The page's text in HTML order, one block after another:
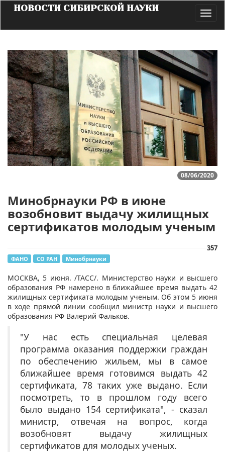
НОВОСТИ СИБИРСКОЙ НАУКИ
08/06/2020
Минобрнауки РФ в июне
возобновит выдачу жилищных
сертификатов молодым ученым
357
ФАНО СО РАН Минобрнауки
​МОСКВА, 5 июня. /ТАСС/. Министерство науки и высшего
образования РФ намерено в ближайшее время выдать 42
жилищных сертификата молодым ученым. Об этом 5 июня
в ходе прямой линии сообщил министр науки и высшего
образования РФ Валерий Фальков.
"У нас есть специальная целевая
программа оказания поддержки граждан
по обеспечению жильем, мы в самое
ближайшее время готовимся выдать 42
сертификата, 78 таких уже выдано. Если
посмотреть, то в прошлом году всего
было выдано 154 сертификата", - сказал
министр, отвечая на вопрос, когда
возобновят выдачу жилищных
сертификатов для молодых ученых.